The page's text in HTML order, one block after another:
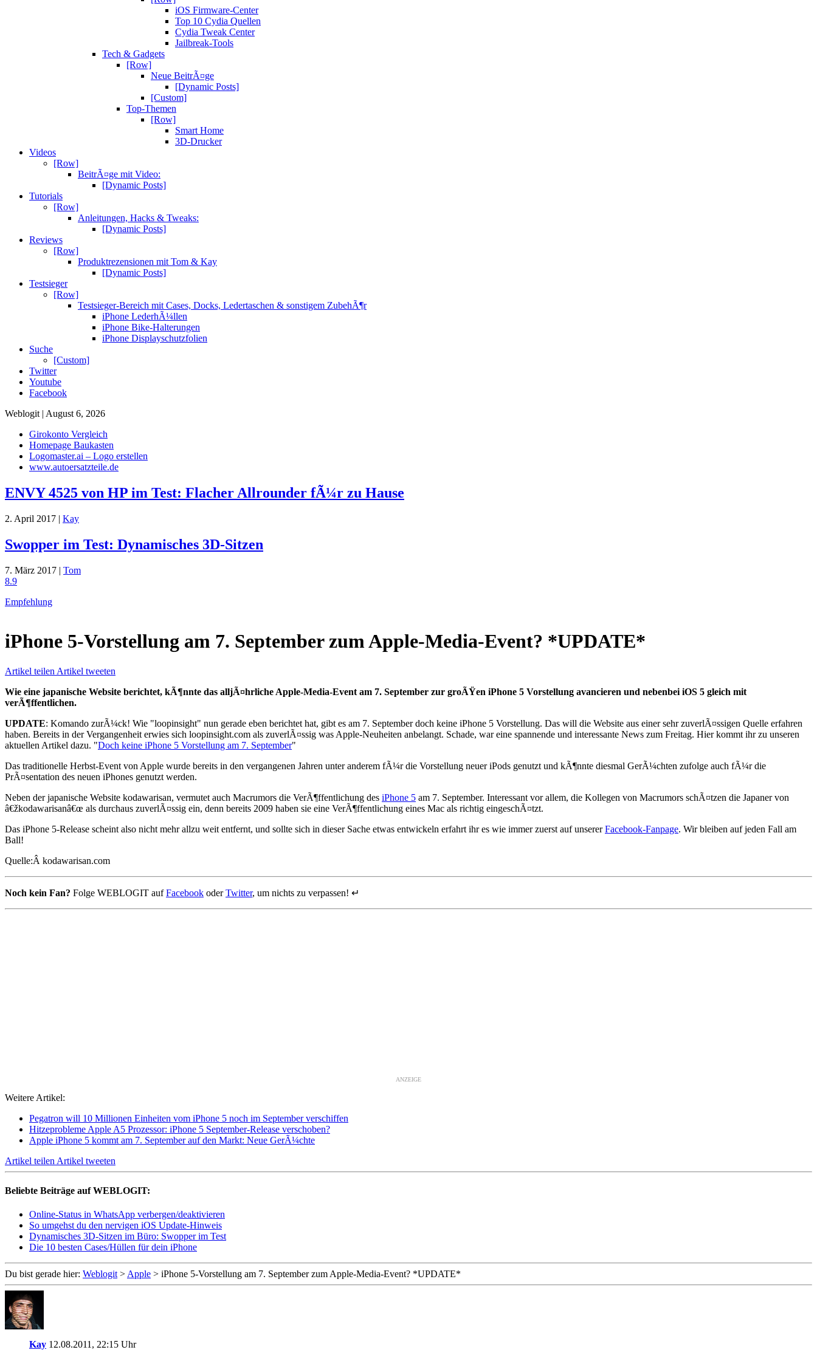
iOS Firmware-Center
Top 10 Cydia Quellen
Cydia Tweak Center
Jailbreak-Tools
Tech & Gadgets
[Row]
Neue BeitrÃ¤ge
[Dynamic Posts]
[Custom]
Top-Themen
[Row]
Smart Home
3D-Drucker
Videos
[Row]
BeitrÃ¤ge mit Video:
[Dynamic Posts]
Tutorials
[Row]
Anleitungen, Hacks & Tweaks:
[Dynamic Posts]
Reviews
[Row]
Produktrezensionen mit Tom & Kay
[Dynamic Posts]
Testsieger
[Row]
Testsieger-Bereich mit Cases, Docks, Ledertaschen & sonstigem ZubehÃ¶r
iPhone LederhÃ¼llen
iPhone Bike-Halterungen
iPhone Displayschutzfolien
Suche
[Custom]
Twitter
Youtube
Facebook
Weblogit | August 6, 2026
Girokonto Vergleich
Homepage Baukasten
Logomaster.ai – Logo erstellen
www.autoersatzteile.de
ENVY 4525 von HP im Test: Flacher Allrounder fÃ¼r zu Hause
2. April 2017 | Kay
Swopper im Test: Dynamisches 3D-Sitzen
7. März 2017 | Tom
8.9
Empfehlung
iPhone 5-Vorstellung am 7. September zum Apple-Media-Event? *UPDATE*
Artikel teilen Artikel tweeten
Wie eine japanische Website berichtet, kÃ¶nnte das alljÃ¤hrliche Apple-Media-Event am 7. September zur groÃŸen iPhone 5 Vorstellung avancieren und nebenbei iOS 5 gleich mit
verÃ¶ffentlichen.
UPDATE: Komando zurÃ¼ck! Wie "loopinsight" nun gerade eben berichtet hat, gibt es am 7. September doch keine iPhone 5 Vorstellung. Das will die Website aus einer sehr zuverlÃ¤ssigen Quelle erfahren
haben. Bereits in der Vergangenheit erwies sich loopinsight.com als zuverlÃ¤ssig was Apple-Neuheiten anbelangt. Schade, war eine spannende und interessante News zum Freitag. Hier kommt ihr zu unseren
aktuellen Artikel dazu. "Doch keine iPhone 5 Vorstellung am 7. September"
Das traditionelle Herbst-Event von Apple wurde bereits in den vergangenen Jahren unter anderem fÃ¼r die Vorstellung neuer iPods genutzt und kÃ¶nnte diesmal GerÃ¼chten zufolge auch fÃ¼r die
PrÃ¤sentation des neuen iPhones genutzt werden.
Neben der japanische Website kodawarisan, vermutet auch Macrumors die VerÃ¶ffentlichung des iPhone 5 am 7. September. Interessant vor allem, die Kollegen von Macrumors schÃ¤tzen die Japaner von
â€žkodawarisanâ€œ als durchaus zuverlÃ¤ssig ein, denn bereits 2009 haben sie eine VerÃ¶ffentlichung eines Mac als richtig eingeschÃ¤tzt.
Das iPhone 5-Release scheint also nicht mehr allzu weit entfernt, und sollte sich in dieser Sache etwas entwickeln erfahrt ihr es wie immer zuerst auf unsererFacebook-Fanpage. Wir bleiben auf jeden Fall am
Ball!
Quelle:Â kodawarisan.com
Noch kein Fan? Folge WEBLOGIT aufFacebook oderTwitter, um nichts zu verpassen! ↵
ANZEIGE
Weitere Artikel:
Pegatron will 10 Millionen Einheiten vom iPhone 5 noch im September verschiffen
Hitzeprobleme Apple A5 Prozessor: iPhone 5 September-Release verschoben?
Apple iPhone 5 kommt am 7. September auf den Markt: Neue GerÃ¼chte
Artikel teilen Artikel tweeten
Beliebte Beiträge auf WEBLOGIT:
Online-Status in WhatsApp verbergen/deaktivieren
So umgehst du den nervigen iOS Update-Hinweis
Dynamisches 3D-Sitzen im Büro: Swopper im Test
Die 10 besten Cases/Hüllen für dein iPhone
Du bist gerade hier: Weblogit > Apple > iPhone 5-Vorstellung am 7. September zum Apple-Media-Event? *UPDATE*
Kay 12.08.2011, 22:15 Uhr